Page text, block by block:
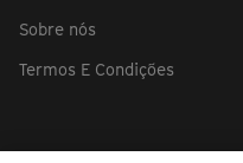
Sobre nós
Termos E Condições